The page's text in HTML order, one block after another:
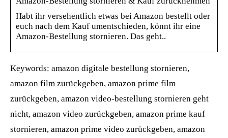
Habt ihr versehentlich etwas bei Amazon bestellt oder
euch nach dem Kauf umentschieden, könnt ihr eine
Amazon-Bestellung stornieren. Das geht..
Keywords: amazon digitale bestellung stornieren,
amazon film zurückgeben, amazon prime film
zurückgeben, amazon video-bestellung stornieren geht
nicht, amazon video zurückgeben, amazon prime kauf
stornieren, amazon prime video zurückgeben, amazon